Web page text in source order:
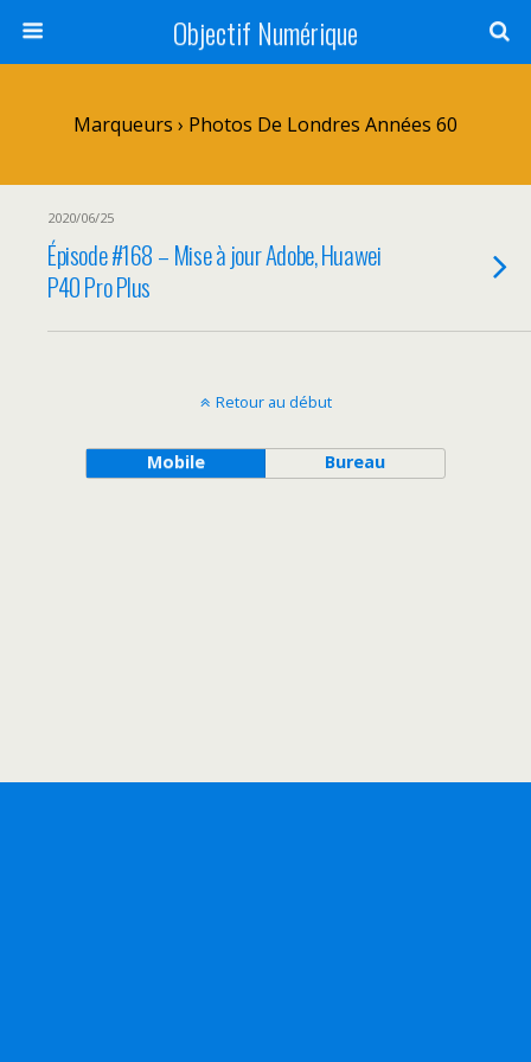
Objectif Numérique
Marqueurs › Photos De Londres Années 60
2020/06/25
Épisode #168 – Mise à jour Adobe, Huawei
P40 Pro Plus
Retour au début
Mobile Bureau